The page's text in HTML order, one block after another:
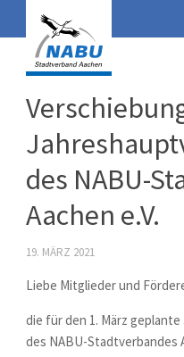
des NABU-
Aachen e.V.
19. MÄRZ 2021
Liebe Mitglieder und
die für den 1. März
des NABU-Stadtverbandes